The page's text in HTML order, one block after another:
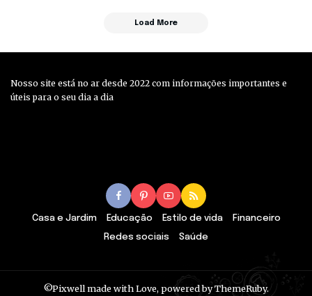
Load More
Nosso site está no ar desde 2022 com informações importantes e
úteis para o seu dia a dia
Casa e Jardim Educação Estilo de vida
Financeiro
Redes sociais
Saúde
©Pixwell made with Love, powered by ThemeRuby.